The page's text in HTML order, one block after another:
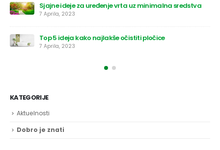
sredstva
Aktuelnosti
Dobro je znati